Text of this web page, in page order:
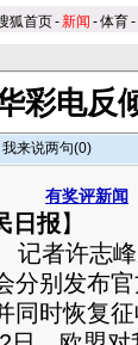
狐首页-新闻 -体育-
彩电反
我来说两句(0)
有奖评新闻
日报】
许志峰
分别发布
同时恢复